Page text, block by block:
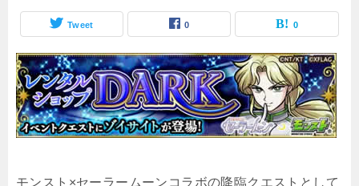
Tweet 0 0
モンスト×セーラームーンコラボの降臨クエストとして